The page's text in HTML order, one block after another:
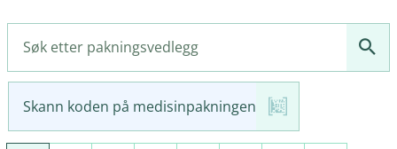
Skann koden på medisinpakningen